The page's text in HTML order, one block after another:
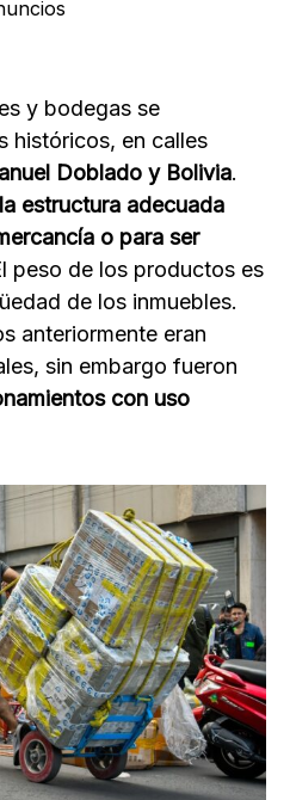
y bodegas se
históricos, en calles
Doblado y Bolivia.
estructura adecuada
o para ser
peso de los productos es
de los inmuebles.
anteriormente eran
sin embargo fueron
con uso